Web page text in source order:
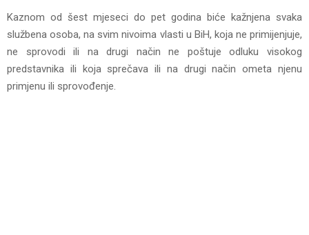
Kaznom od šest mjeseci do pet godina biće kažnjena svaka
službena osoba, na svim nivoima vlasti u BiH, koja ne primijenjuje,
ne sprovodi ili na drugi način ne poštuje odluku visokog
predstavnika ili koja sprečava ili na drugi način ometa njenu
primjenu ili sprovođenje.